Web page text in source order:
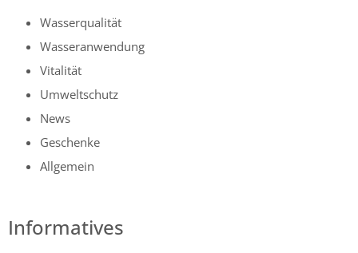
Wasserqualität
Wasseranwendung
Vitalität
Umweltschutz
News
Geschenke
Allgemein
Informatives